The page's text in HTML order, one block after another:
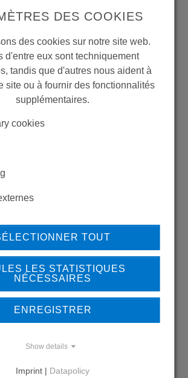
MORE PRODUCTS?
Back to overview
REFERENCES
DES COOKIES
des cookies sur notre site web.
d'entre eux sont techniquement
tandis que d'autres nous aident à
site ou à fournir des fonctionnalités
supplémentaires.
cookies
TOUT
LES STATISTIQUES
NÉCESSAIRES
ENREGISTRER
Show details
Imprint | Datapolicy